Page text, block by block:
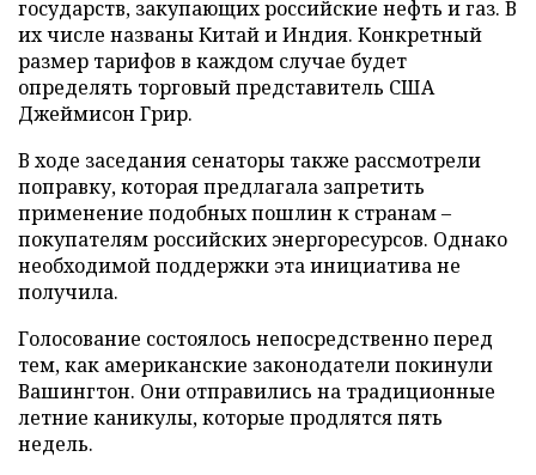
государств, закупающих российские нефть и газ. В
их числе названы Китай и Индия. Конкретный
размер тарифов в каждом случае будет
определять торговый представитель США
Джеймисон Грир.
В ходе заседания сенаторы также рассмотрели
поправку, которая предлагала запретить
применение подобных пошлин к странам –
покупателям российских энергоресурсов. Однако
необходимой поддержки эта инициатива не
получила.
Голосование состоялось непосредственно перед
тем, как американские законодатели покинули
Вашингтон. Они отправились на традиционные
летние каникулы, которые продлятся пять
недель.